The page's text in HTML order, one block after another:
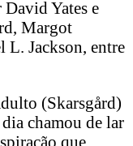
Yates e
Margot
L. Jackson, entre
(Skarsgård)
chamou de lar
que